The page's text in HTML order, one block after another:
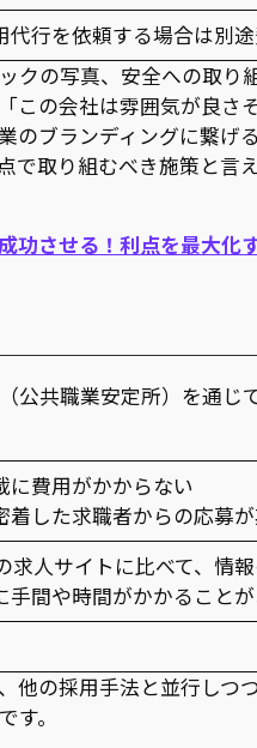
代行を依頼する場合は別
クの写真、安全への取り
この会社は雰囲気が良さ
のブランディングに繋げ
で取り組むべき施策と言
功させる！利点を最大化
公共職業安定所）を通じ
に費用がかからない
着した求職者からの応募
求人サイトに比べて、情
手間や時間がかかること
他の採用手法と並行しつ
す。